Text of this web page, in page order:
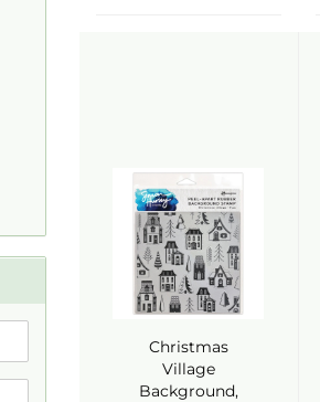
Christmas
Village
Background,